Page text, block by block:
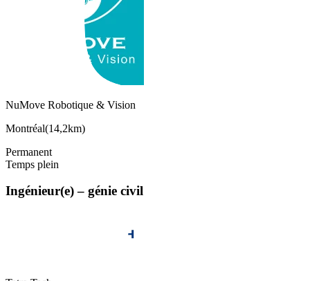
NuMove Robotique & Vision
Montréal(14,2km)
Permanent
Temps plein
Ingénieur(e) – génie civil